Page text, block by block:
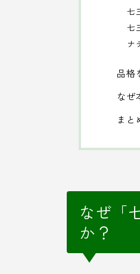
七
七
ナ
品格
なぜ
まと
なぜ「
か？